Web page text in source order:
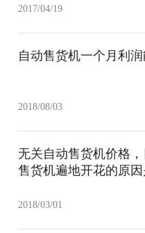
2017/04/19
自动售货机一个月利
2018/08/03
无关自动售货机价格
售货机遍地开花的原因
2018/03/01